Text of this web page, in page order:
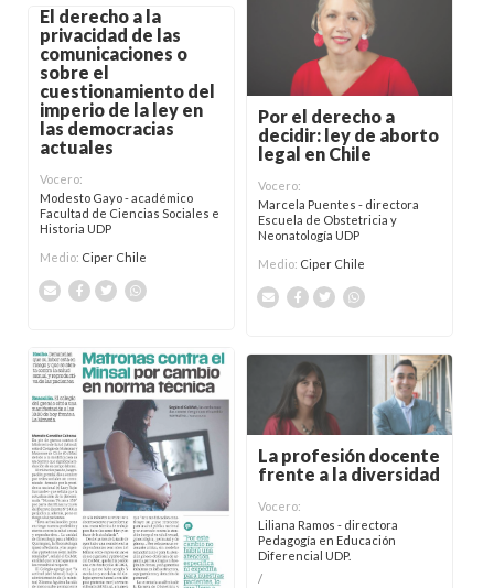
Por el derecho a
decidir: ley de aborto
legal en Chile
Vocero:
Marcela Puentes - directora
Escuela de Obstetricia y
Neonatología UDP
Medio: Ciper Chile
El derecho a la
privacidad de las
comunicaciones o
sobre el
cuestionamiento del
imperio de la ley en
las democracias
actuales
Vocero:
Modesto Gayo - académico
Facultad de Ciencias Sociales e
Historia UDP
Medio: Ciper Chile
La profesión docente
frente a la diversidad
Vocero:
Liliana Ramos - directora
Pedagogía en Educación
Diferencial UDP.
/